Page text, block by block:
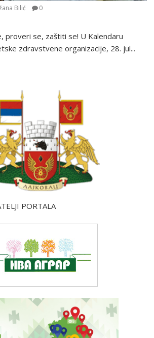
Bilić 0
proveri se, zaštiti se! U Kalendaru
zdravstvene organizacije, 28. jul...
PORTALA